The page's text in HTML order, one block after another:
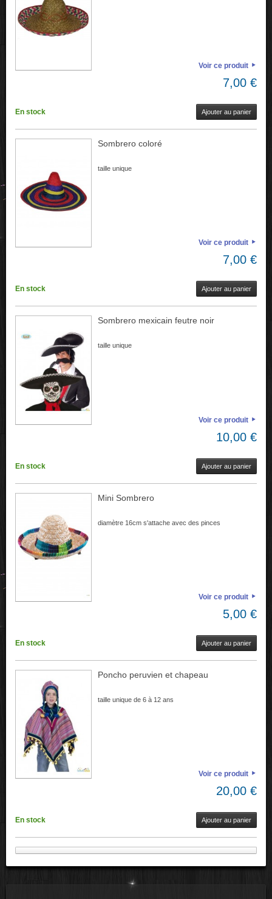
Voir ce produit
7,00 €
En stock Ajouter au panier
Sombrero coloré
taille unique
Voir ce produit
7,00 €
En stock Ajouter au panier
Sombrero mexicain feutre noir
taille unique
Voir ce produit
10,00 €
En stock Ajouter au panier
Mini Sombrero
diamètre 16cm s'attache avec des pinces
Voir ce produit
5,00 €
En stock Ajouter au panier
Poncho peruvien et chapeau
taille unique de 6 à 12 ans
Voir ce produit
20,00 €
En stock Ajouter au panier